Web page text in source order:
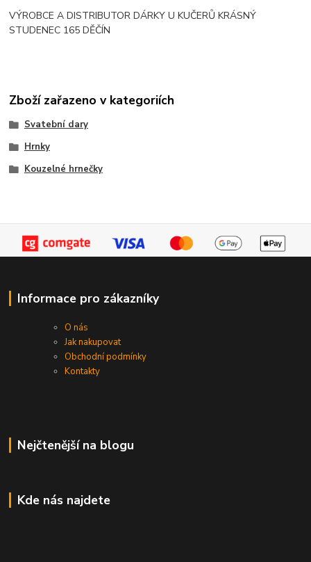
VÝROBCE A DISTRIBUTOR DÁRKY U KUČERŮ KRÁSNÝ
STUDENEC 165 DĚČÍN
Zboží zařazeno v kategoriích
Svatební dary
Hrnky
Kouzelné hrnečky
Informace pro zákazníky
O nás
Jak nakupovat
Obchodní podmínky
Kontakty
Nejčtenější na blogu
Kde nás najdete